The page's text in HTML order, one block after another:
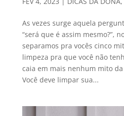
As vezes surge aquela
“será que é assim mesmo?”,
separamos pra vocês cinco
limpeza pra que você não
caia em mais nenhum mito
Você deve limpar sua...